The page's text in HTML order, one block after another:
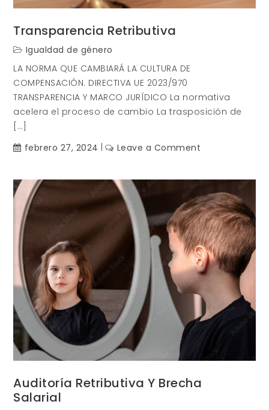
Transparencia Retributiva
Igualdad de género
LA NORMA QUE CAMBIARÁ LA CULTURA DE
COMPENSACIÓN. DIRECTIVA UE 2023/970
TRANSPARENCIA Y MARCO JURÍDICO La normativa
acelera el proceso de cambio La trasposición de
[…]
febrero 27, 2024
Leave a Comment
Auditoría Retributiva Y Brecha
Salarial